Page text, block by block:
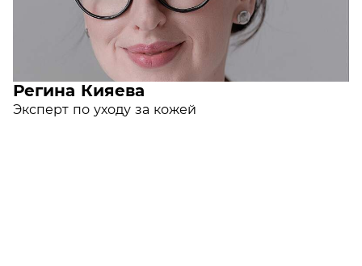
Регина Кияева
Эксперт по уходу за кожей